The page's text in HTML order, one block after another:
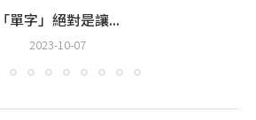
「單字」絕對是讓...
2023-10-07